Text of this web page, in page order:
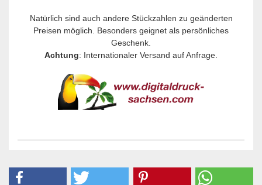
Natürlich sind auch andere Stückzahlen zu geänderten
Preisen möglich. Besonders geignet als persönliches
Geschenk.
Achtung: Internationaler Versand auf Anfrage.